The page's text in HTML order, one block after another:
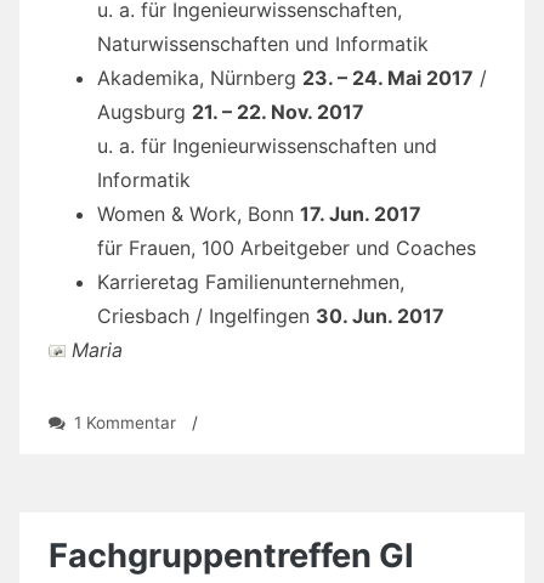
u. a. für Ingenieurwissenschaften,
Naturwissenschaften und Informatik
Akademika, Nürnberg 23. – 24. Mai 2017 /
Augsburg 21. – 22. Nov. 2017
u. a. für Ingenieurwissenschaften und
Informatik
Women & Work, Bonn 17. Jun. 2017
für Frauen, 100 Arbeitgeber und Coaches
Karrieretag Familienunternehmen,
Criesbach / Ingelfingen 30. Jun. 2017
Maria
1 Kommentarzu /
Fachgruppentreffen GI